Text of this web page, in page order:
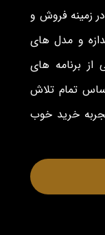
زمینه فروش و
و مدل های
برنامه های
تمام تلاش
خرید خوب